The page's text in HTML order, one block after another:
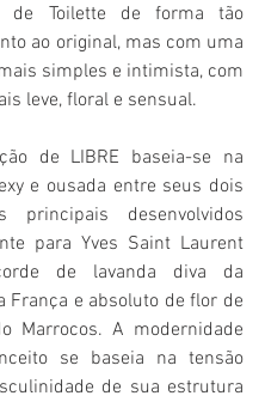
de Toilette de forma tão
ao original, mas com uma
simples e intimista, com
leve, floral e sensual.
de LIBRE baseia-se na
e ousada entre seus dois
principais desenvolvidos
para Yves Saint Laurent
de lavanda diva da
França e absoluto de flor de
Marrocos. A modernidade
se baseia na tensão
de sua estrutura